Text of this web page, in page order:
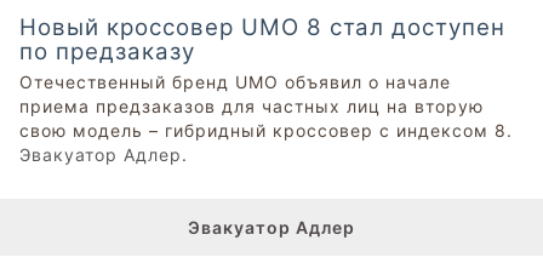
Новый кроссовер UMO 8 стал доступен
по предзаказу
Отечественный бренд UMO объявил о начале
приема предзаказов для частных лиц на вторую
свою модель – гибридный кроссовер с индексом 8.
Эвакуатор Адлер.
Эвакуатор Адлер